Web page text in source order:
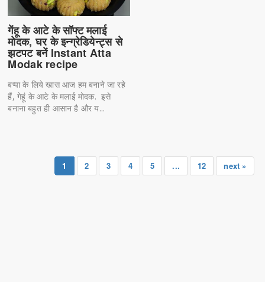
गेंहू के आटे के सॉफ्ट मलाई
मोदक, घर के इन्ग्रेडियेन्ट्स से
झटपट बनें Instant Atta
Modak recipe
बप्पा के लिये खास आज हम बनाने जा रहे
हैं, गेहूं के आटे के मलाई मोदक. इसे
बनाना बहुत ही आसान है और य...
1 2 3 4 5 ... 12 next »